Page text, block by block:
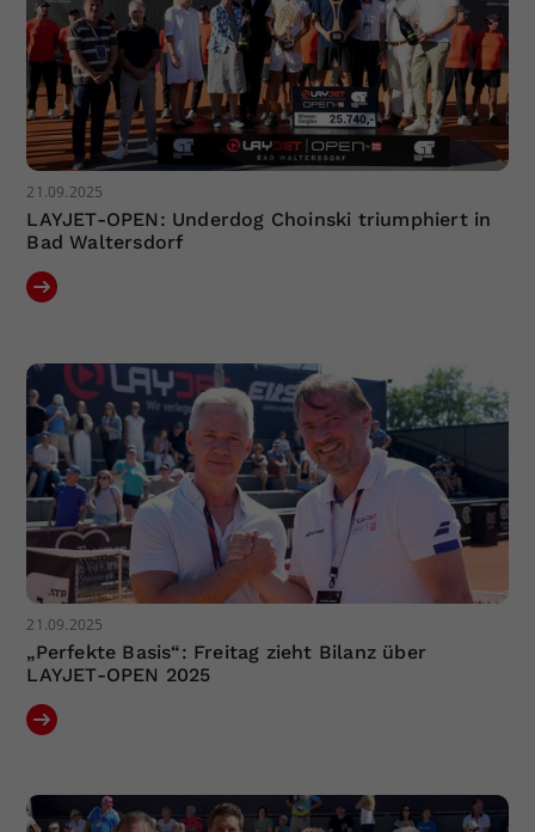
21.09.2025
LAYJET-OPEN: Underdog Choinski triumphiert in
Bad Waltersdorf
21.09.2025
„Perfekte Basis“: Freitag zieht Bilanz über
LAYJET-OPEN 2025